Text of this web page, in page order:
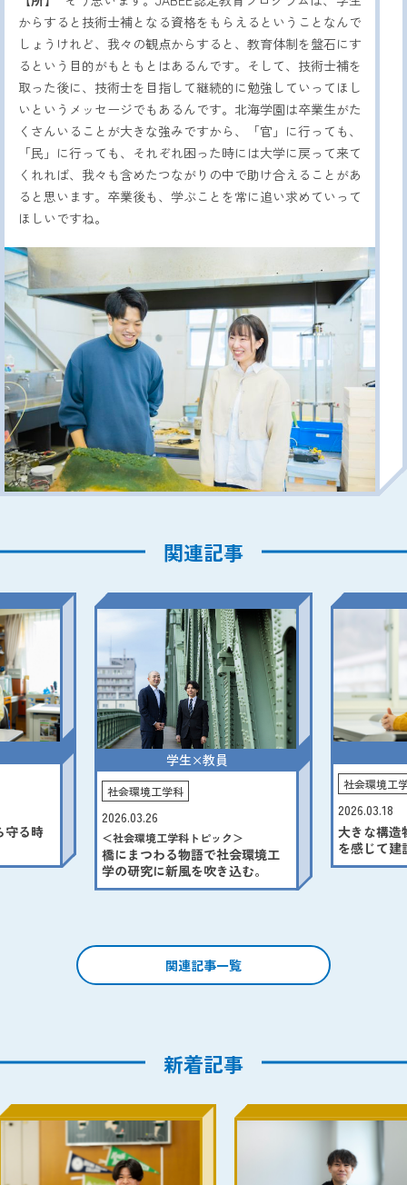
からすると技術士補となる資格をもらえるということなんで
しょうけれど、我々の観点からすると、教育体制を盤石にす
るという目的がもともとはあるんです。そして、技術士補を
取った後に、技術士を目指して継続的に勉強していってほし
いというメッセージでもあるんです。北海学園は卒業生がた
くさんいることが大きな強みですから、「官」に行っても、
「民」に行っても、それぞれ困った時には大学に戻って来て
くれれば、我々も含めたつながりの中で助け合えることがあ
ると思います。卒業後も、学ぶことを常に追い求めていって
ほしいですね。
関連記事
守る時
学生×教員
社会環境工学科
2026.03.26
＜社会環境工学科トピック＞
橋にまつわる物語で社会環境工
学の研究に新風を吹き込む。
社会環境工
2026.03.18
大きな構造
を感じて建
に。
関連記事一覧
新着記事